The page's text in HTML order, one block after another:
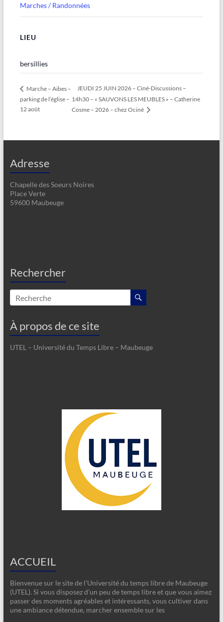
Marches / Randonnées
LIEU
bersillies
Marche – Aibes –
parking de l’église –
12 août
JEUDI 25 JUIN 2026 – Ciné-Discussions –
14h30 – « SAUVONS LES MEUBLES » – Catherine
Cosme – 2026 – chez Ociné
Adresse
Chapelle des Soeurs Noires
Place Verte
59600 Maubeuge
Rechercher
À propos de ce site
UTEL – Université du Temps Libre – Maubeuge
ACCUEIL
Bienvenue sur le site de l’Université du temps libre de Maubeuge
(UTEL). Si vous disposez d’un peu de temps libre et que vous aimez
passer des moments agréables et intéressants, vous cultiver dans
une ambiance détendue, marcher ensemble sur les